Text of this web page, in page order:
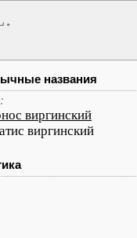
названия
виргинский
виргинский